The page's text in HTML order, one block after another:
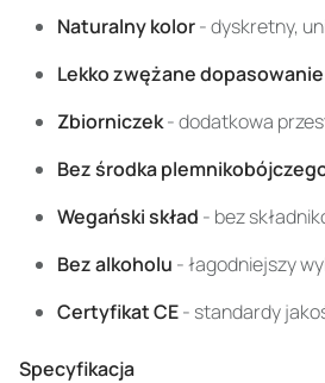
Naturalny kolor- dyskretny,
Lekko zwężane dopasowanie
Zbiorniczek- dodatkowa
Bez środka
Wegański skład - bez
Bez alkoholu - łagodniejszy
Certyfikat CE- standardy
Specyfikacja